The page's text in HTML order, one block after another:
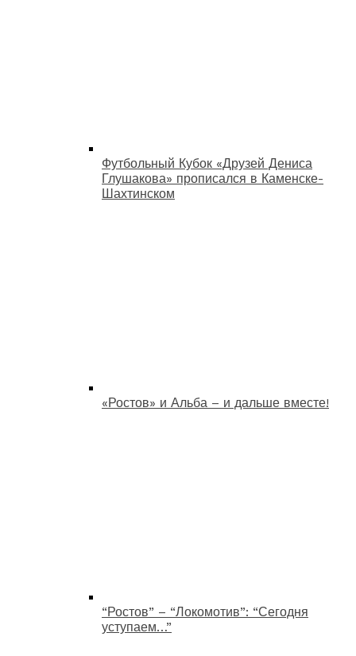
Футбольный Кубок «Друзей Дениса
Глушакова» прописался в Каменске-
Шахтинском
«Ростов» и Альба – и дальше вместе!
“Ростов” – “Локомотив”: “Сегодня
уступаем…”